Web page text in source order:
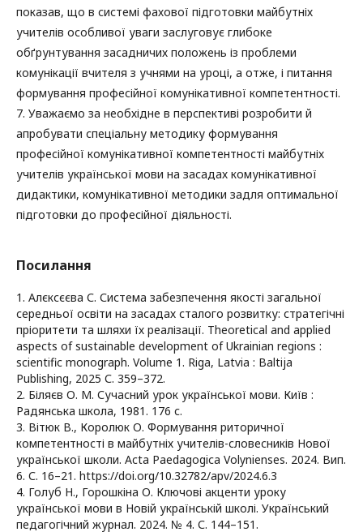
показав, що в системі фахової підготовки майбутніх
учителів особливої уваги заслуговує глибоке
обґрунтування засадничих положень із проблеми
комунікації вчителя з учнями на уроці, а отже, і питання
формування професійної комунікативної компетентності.
7. Уважаємо за необхідне в перспективі розробити й
апробувати спеціальну методику формування
професійної комунікативної компетентності майбутніх
учителів української мови на засадах комунікативної
дидактики, комунікативної методики задля оптимальної
підготовки до професійної діяльності.
Посилання
1. Алєксєєва С. Система забезпечення якості загальної
середньої освіти на засадах сталого розвитку: стратегічні
пріоритети та шляхи їх реалізації. Theoretical and applied
aspects of sustainable development of Ukrainian regions :
scientific monograph. Volume 1. Riga, Latvia : Baltija
Publishing, 2025 С. 359–372.
2. Біляєв О. М. Сучасний урок української мови. Київ :
Радянська школа, 1981. 176 с.
3. Вітюк В., Королюк О. Формування риторичної
компетентності в майбутніх учителів-словесників Нової
української школи. Acta Paedagogiсa Volynienses. 2024. Вип.
6. С. 16–21. https://doi.org/10.32782/apv/2024.6.3
4. Голуб Н., Горошкіна О. Ключові акценти уроку
української мови в Новій українській школі. Український
педагогічний журнал. 2024. № 4. С. 144–151.